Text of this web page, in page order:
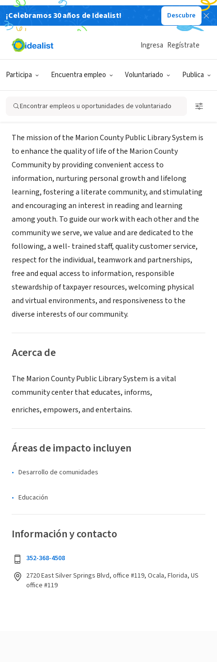
¡Celebramos 30 años de Idealist! Descubre
Participa Encuentra empleo Voluntariado Publica
Ingresa Regístrate
Encontrar empleos u oportunidades de voluntariado
GOBIERNO
Marion County Public Library
System
Ocala, FL| library.marionfl.org/home-library
Misión
The mission of the Marion County Public Library System is
to enhance the quality of life of the Marion County
Community by providing convenient access to
information, nurturing personal growth and lifelong
learning, fostering a literate community, and stimulating
and encouraging an interest in reading and learning
among youth. To guide our work with each other and the
community we serve, we value and are dedicated to the
following, a well- trained staff, quality customer service,
respect for the individual, teamwork and partnerships,
free and equal access to information, responsible
stewardship of taxpayer resources, welcoming physical
and virtual environments, and responsiveness to the
diverse interests of our community.
Acerca de
The Marion County Public Library System is a vital
community center that educates, informs,
enriches, empowers, and entertains.
Áreas de impacto incluyen
Desarrollo de comunidades
Educación
Información y contacto
352-368-4508
2720 East Silver Springs Blvd, office #119, Ocala, Florida, US
office #119